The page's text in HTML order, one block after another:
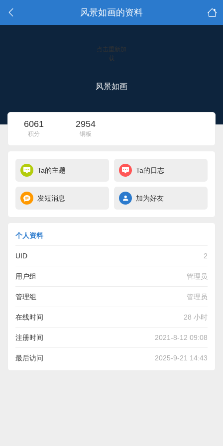
风景如画的资料
点击重新加
载
风景如画
6061
积分
2954
铜板
Ta的主题 Ta的日志
发短消息 加为好友
个人资料
UID 2
用户组 管理员
管理组 管理员
在线时间 28 小时
注册时间 2021-8-12 09:08
最后访问 2025-9-21 14:43